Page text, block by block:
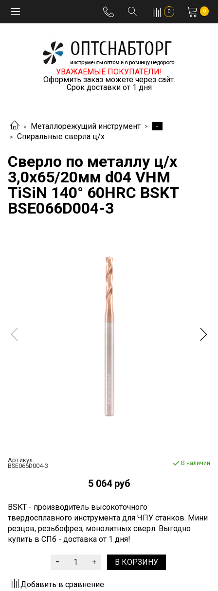
0 0
УВАЖАЕМЫЕ ПОКУПАТЕЛИ!
Оформить заказ можете через сайт.
Срок доставки от 1 дня
Металлорежущий инструмент
-
Спиральные сверла ц/х
Сверло по металлу ц/х
3,0x65/20мм d04 VHM
TiSiN 140° 60HRC BSKT
BSE066D004-3
Артикул:
BSE066D004-3
В наличии
5 064 руб
BSKT - производитель высокоточного
твердосплавного инструмента для ЧПУ станков. Мини
резцов, резьбофрез, монолитных сверл. Выгодно
купить в СПб - доставка от 1 дня!
В КОРЗИНУ
Добавить в сравнение